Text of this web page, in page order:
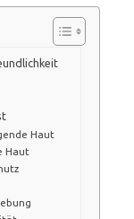
Haut
Haut